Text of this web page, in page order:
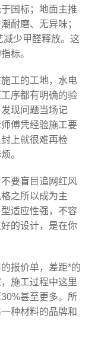
国标；地面主推
耐磨、无异味；
少甲醛释放。这
标。
工的工地，水电
序都有明确的验
现问题当场记
傅凭经验施工要
上就很难再检
。
要盲目追网红风
之所以成为主
适应性强，不容
的设计，是在你
报价单，差距*的
施工过程中这里
甚至更多。所
种材料的品牌和